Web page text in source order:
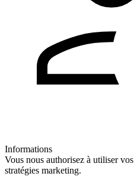
Informations
Vous nous authorisez à utiliser
stratégies marketing.